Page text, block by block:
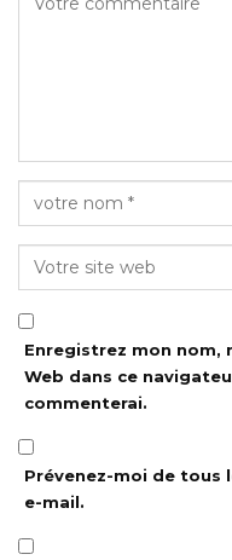
Enregistrez mon nom,
Web dans ce
commenterai.
Prévenez-moi de tous
e-mail.